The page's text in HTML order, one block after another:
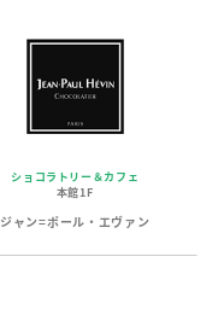
ショコラトリー＆カフェ
本館1F
ジャン=ポール・エヴァン